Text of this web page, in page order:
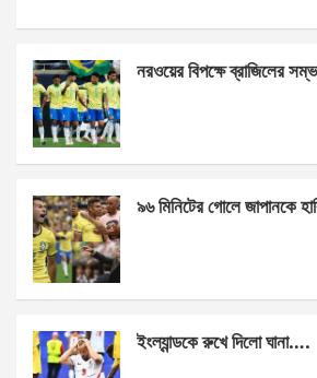
b
o
o
k
n
g
er
s
p
e
নরওয়ের বিপক্ষে ব্রাজিলের
৯৬ মিনিটের গোলে জাপানকে
ইংল্যান্ডকে রুখে দিলো ঘানা….